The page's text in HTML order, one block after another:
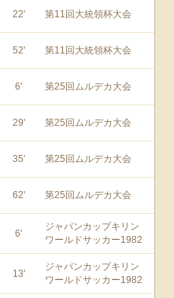
22' 第11回大統領杯大会
52' 第11回大統領杯大会
6' 第25回ムルデカ大会
29' 第25回ムルデカ大会
35' 第25回ムルデカ大会
62' 第25回ムルデカ大会
6'
ジャパンカップキリン
ワールドサッカー1982
13'
ジャパンカップキリン
ワールドサッカー1982